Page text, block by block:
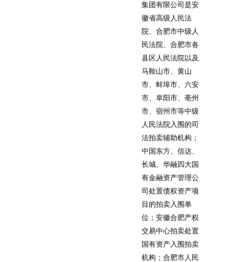
集团有限公司是安
徽省高级人民法
院、合肥市中级人
民法院、合肥市各
县区人民法院以及
马鞍山市、黄山
市、蚌埠市、六安
市、阜阳市、亳州
市、宿州市等中级
人民法院入围的司
法拍卖辅助机构；
中国东方、信达、
长城、华融四大国
有金融资产管理公
司处置债权资产项
目的拍卖入围单
位；安徽合肥产权
交易中心拍卖处置
国有资产入围拍卖
机构；合肥市人民